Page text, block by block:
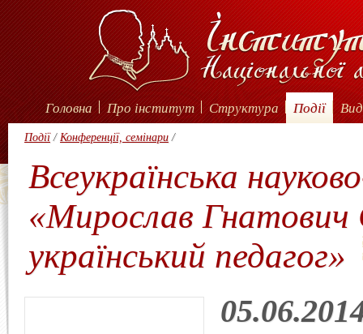
Головна Про інститут Структура Події
Події/ Конференції, семінари /
Всеукраїнська
«Мирослав
український педагог»